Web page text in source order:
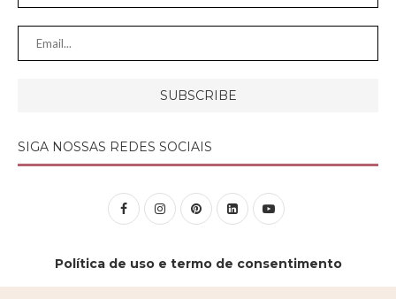
SIGA NOSSAS REDES SOCIAIS
Política de uso e termo de consentimento